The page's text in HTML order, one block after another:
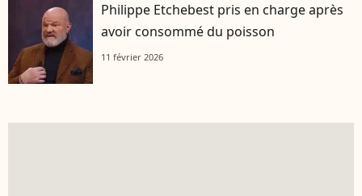
Philippe Etchebest pris en charge après
avoir consommé du poisson
11 février 2026